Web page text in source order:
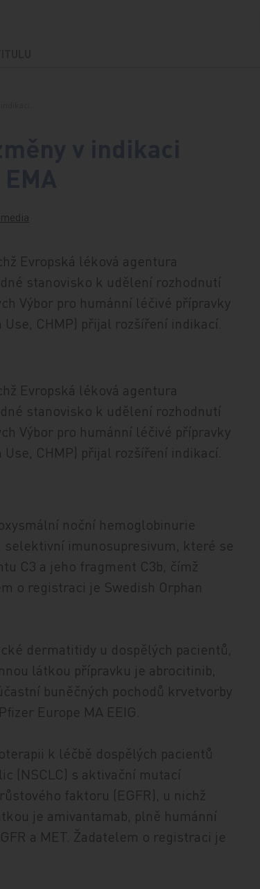
Evropská léková agentura
stanovisko k udělení rozhodnutí
Výbor pro humánní léčivé přípravky
CHMP) přijal rozšíření indikací.
Evropská léková agentura
stanovisko k udělení rozhodnutí
Výbor pro humánní léčivé přípravky
CHMP) přijal rozšíření indikací.
noční hemoglobinurie
imunosupresivum, které se
C3 a jeho fragment C3b, čímž
o registraci je Swedish Orphan
dermatitidy u dospělých pacientů,
látkou přípravku je abrocitinib,
buněčných pochodů krvetvorby
Europe MA EEIG.
k léčbě dospělých pacientů
(NSCLC) s aktivační mutací
faktoru (EGFR), u nichž
je amivantamab, plně humánní
a MET. Žadatelem o registraci je